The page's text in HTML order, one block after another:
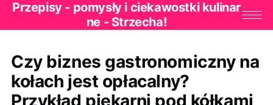
Przepisy - pomysły i ciekawostki kulinar
ne - Strzecha!
Czy biznes gastronomiczny na
kołach jest opłacalny?
Przykład piekarni pod kółkami